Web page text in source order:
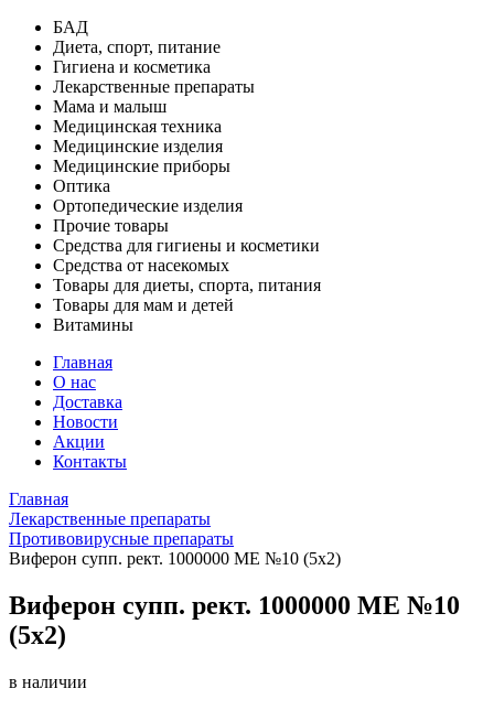
БАД
Диета, спорт, питание
Гигиена и косметика
Лекарственные препараты
Мама и малыш
Медицинская техника
Медицинские изделия
Медицинские приборы
Оптика
Ортопедические изделия
Прочие товары
Средства для гигиены и косметики
Средства от насекомых
Товары для диеты, спорта, питания
Товары для мам и детей
Витамины
Главная
О нас
Доставка
Новости
Акции
Контакты
Главная
Лекарственные препараты
Противовирусные препараты
Виферон супп. рект. 1000000 МЕ №10 (5х2)
Виферон супп. рект. 1000000 МЕ №10
(5х2)
в наличии